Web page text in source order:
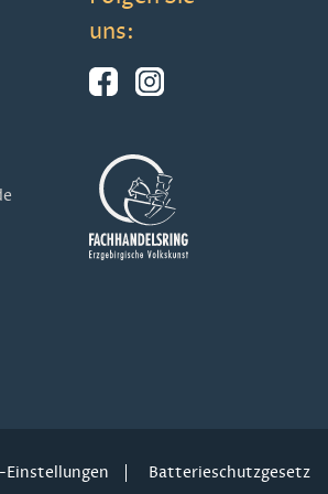
uns:
Einstellungen Batterieschutzgesetz